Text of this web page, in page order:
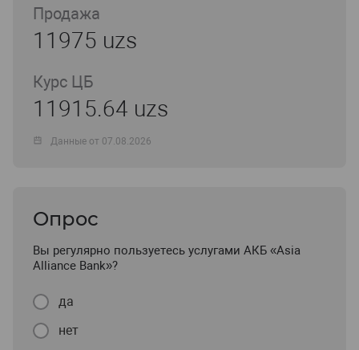
Продажа
11975 uzs
Курс ЦБ
11915.64 uzs
Данные от 07.08.2026
Опрос
Вы регулярно пользуетесь услугами АКБ «Asia
Alliance Bank»?
да
нет